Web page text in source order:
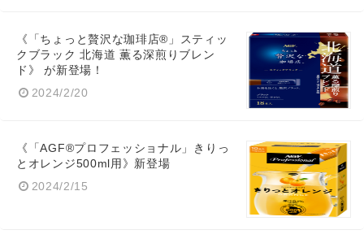
《「ちょっと贅沢な珈琲店®」スティッ
クブラック 北海道 薫る深煎りブレン
ド》 が新登場！
2024/2/20
《「AGF®プロフェッショナル」きりっ
とオレンジ500ml用》新登場
2024/2/15